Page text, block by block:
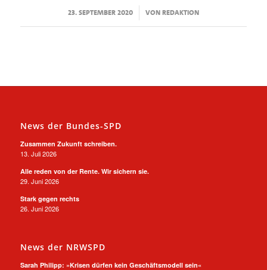
23. SEPTEMBER 2020
/ VONREDAKTION
News der Bundes-SPD
Zusammen Zukunft schreiben.
13. Juli 2026
Alle reden von der Rente. Wir sichern sie.
29. Juni 2026
Stark gegen rechts
26. Juni 2026
News der NRWSPD
Sarah Philipp: »Krisen dürfen kein Geschäftsmodell sein«